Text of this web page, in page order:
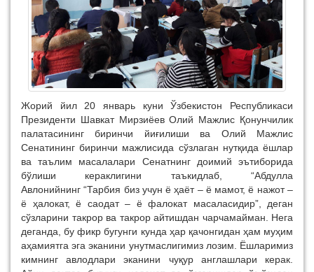
Жорий йил 20 январь куни Ўзбекистон Республикаси
Президенти Шавкат Мирзиёев Олий Мажлис Қонунчилик
палатасининг биринчи йиғилиши ва Олий Мажлис
Сенатининг биринчи мажлисида сўзлаган нутқида ёшлар
ва таълим масалалари Сенатнинг доимий эътиборида
бўлиши кераклигини таъкидлаб, “Абдулла
Авлонийнинг “Тарбия биз учун ё ҳаёт – ё мамот, ё нажот –
ё ҳалокат, ё саодат – ё фалокат масаласидир”, деган
сўзларини такрор ва такрор айтишдан чарчамайман. Нега
деганда, бу фикр бугунги кунда ҳар қачонгидан ҳам муҳим
аҳамиятга эга эканини унутмаслигимиз лозим. Ёшларимиз
кимнинг авлодлари эканини чуқур англашлари керак.